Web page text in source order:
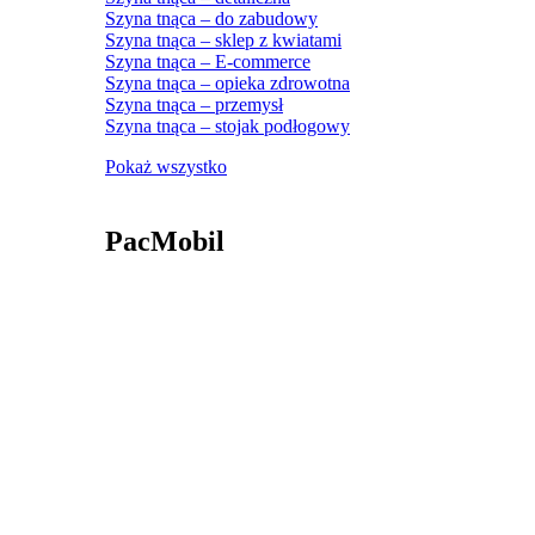
Szyna tnąca – do zabudowy
Szyna tnąca – sklep z kwiatami
Szyna tnąca – E-commerce
Szyna tnąca – opieka zdrowotna
Szyna tnąca – przemysł
Szyna tnąca – stojak podłogowy
Pokaż wszystko
PacMobil